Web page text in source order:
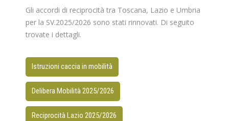
Gli accordi di reciprocità tra Toscana, Lazio e Umbria
per la SV.2025/2026 sono stati rinnovati. Di seguito
trovate i dettagli.
Istruzioni caccia in mobilità
Delibera Mobilità 2025/2026
Reciprocità Lazio 2025/2026